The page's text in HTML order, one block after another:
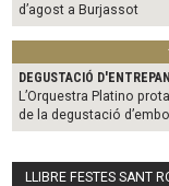
d’agost a Burjassot
DEGUSTACIÓ
L’Orquestra Platino
de la degustació
LLIBRE FESTES SANT